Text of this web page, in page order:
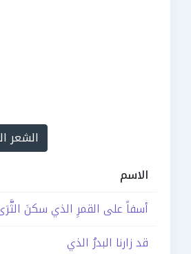
الشعر
الاسم
أسفاً على القمرِ الذي سكنَ
قد زارنا البدرُ الذي